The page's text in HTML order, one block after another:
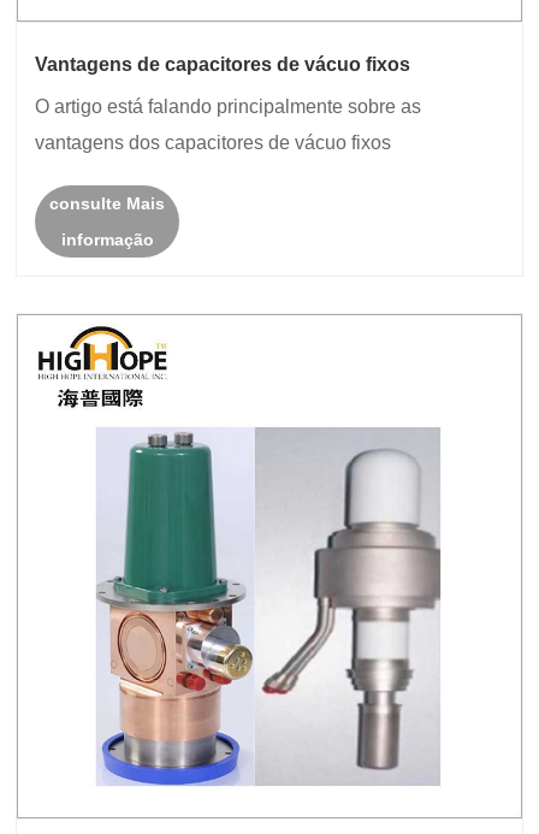
Vantagens de capacitores de vácuo fixos
O artigo está falando principalmente sobre as
vantagens dos capacitores de vácuo fixos
consulte Mais
informação